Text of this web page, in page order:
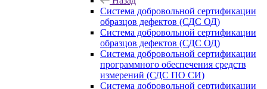
Система добровольной сертификации
образцов дефектов (СДС ОД)
Система добровольной сертификации
образцов дефектов (СДС ОД)
Система добровольной сертификации
программного обеспечения средств
измерений (СДС ПО СИ)
Система добровольной сертификации